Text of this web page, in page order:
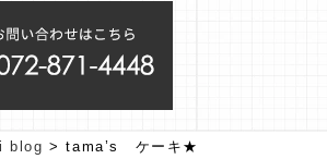
blog >tama’s ケーキ★